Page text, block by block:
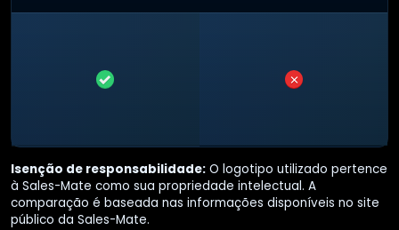
Isenção de responsabilidade:O logotipo utilizado pertence
à Sales-Mate como sua propriedade intelectual. A
comparação é baseada nas informações disponíveis no site
público da Sales-Mate.